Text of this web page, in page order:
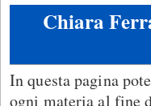
Chiara
In questa pagina
ogni materia al fine